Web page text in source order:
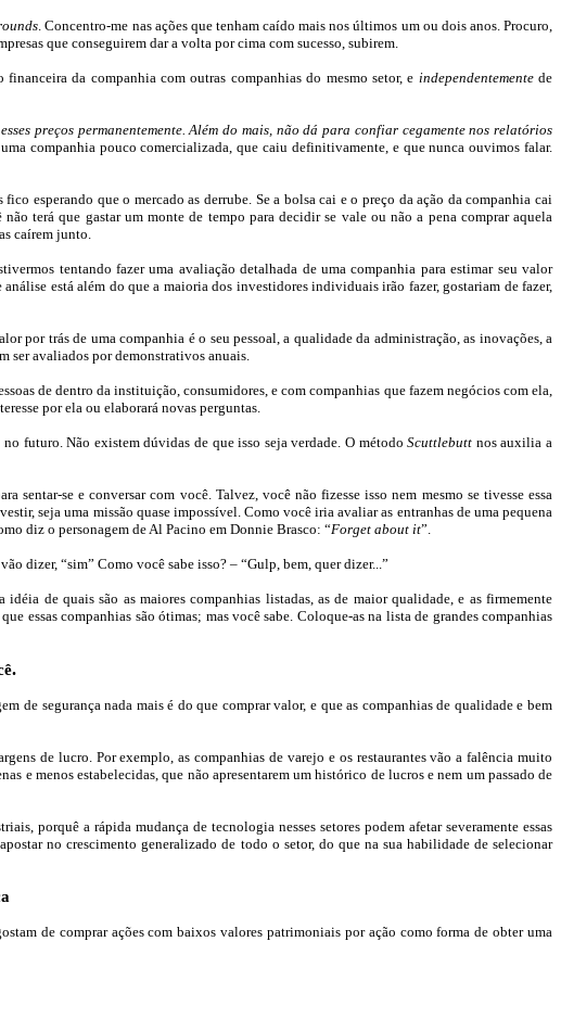
. Concentro-me nas ações que tenham caído mais nos últimos um ou dois anos. Procuro,
que conseguirem dar a volta por cima com sucesso, subirem.
financeira da companhia com outras companhias do mesmo setor, e independentementede
preços permanentemente. Além do mais, não dá para confiar cegamente nos relatórios
companhia pouco comercializada, que caiu definitivamente, e que nunca ouvimos falar.
fico esperando que o mercado as derrube. Se a bolsa cai e o preço da ação da companhia cai
terá que gastar um monte de tempo para decidir se vale ou não a pena comprar aquela
caírem junto.
tentando fazer uma avaliação detalhada de uma companhia para estimar seu valor
análise está além do quea maioria dos investidores individuais irão fazer, gostariam de fazer,
por trás de uma companhia é o seu pessoal, a qualidade da administração, as inovações, a
ser avaliados por demonstrativos anuais.
de dentro da instituição, consumidores, e com companhias que fazem negócios com ela,
por ela ou elaborará novas perguntas.
futuro. Não existem dúvidas de que isso seja verdade. O métodoScuttlebutt nos auxilia a
se e conversar com você. Talvez, você não fizesse isso nem mesmo se tivesse essa
seja uma missão quase impossível. Como você iria avaliar as entranhas de uma pequena
diz o personagem de Al Pacino em Donnie Brasco: “Forget about it”.
dizer, “sim” Como você sabe isso? – “Gulp, bem, quer dizer...”
de quais são as maiores companhias listadas, as de maior qualidade, e as firmemente
essas companhias são ótimas; mas você sabe. Coloque-as na lista de grandes companhias
.
de segurança nada mais é do que comprar valor, e que as companhias de qualidade e bem
de lucro. Por exemplo, as companhias de varejo e os restaurantes vão a falência muito
e menos estabelecidas, que não apresentarem um histórico de lucros e nem um passado de
porquê a rápida mudança de tecnologia nesses setores podem afetar severamente essas
no crescimento generalizado de todo o setor, do que na sua habilidade de selecionar
de comprar ações com baixos valores patrimoniais por ação como forma de obter uma